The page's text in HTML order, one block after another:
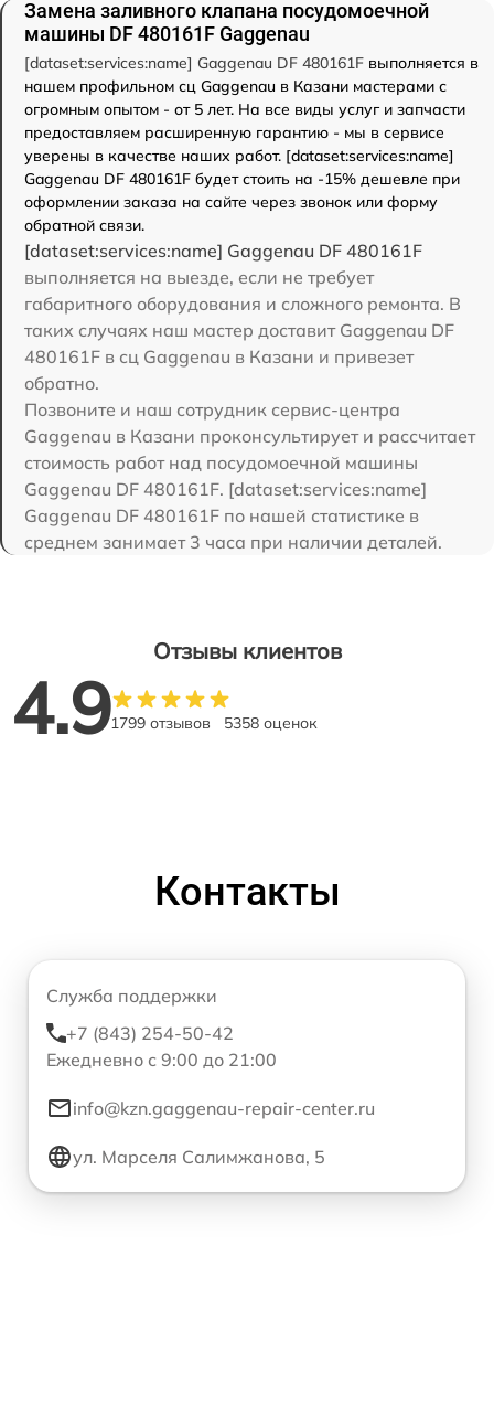
Замена заливного клапана посудомоечной
машины DF 480161F Gaggenau
[dataset:services:name] Gaggenau DF 480161F выполняется в
нашем профильном сц Gaggenau в Казани мастерами с
огромным опытом - от 5 лет. На все виды услуг и запчасти
предоставляем расширенную гарантию - мы в сервисе
уверены в качестве наших работ. [dataset:services:name]
Gaggenau DF 480161F будет стоить на -15% дешевле при
оформлении заказа на сайте через звонок или форму
обратной связи.
[dataset:services:name] Gaggenau DF 480161F
выполняется на выезде, если не требует
габаритного оборудования и сложного ремонта. В
таких случаях наш мастер доставит Gaggenau DF
480161F в сц Gaggenau в Казани и привезет
обратно.
Позвоните и наш сотрудник сервис-центра
Gaggenau в Казани проконсультирует и рассчитает
стоимость работ над посудомоечной машины
Gaggenau DF 480161F. [dataset:services:name]
Gaggenau DF 480161F по нашей статистике в
среднем занимает 3 часа при наличии деталей.
Отзывы клиентов
4.91799 отзывов 5358 оценок
Контакты
Служба поддержки
+7 (843) 254-50-42
Ежедневно с 9:00 до 21:00
info@kzn.gaggenau-repair-center.ru
ул. Марселя Салимжанова, 5